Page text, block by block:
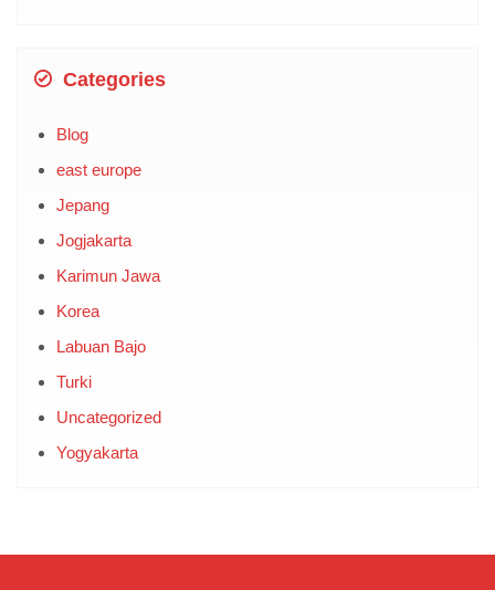
Categories
Blog
east europe
Jepang
Jogjakarta
Karimun Jawa
Korea
Labuan Bajo
Turki
Uncategorized
Yogyakarta